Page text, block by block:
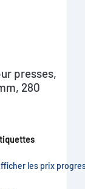
presses,
280
les prix